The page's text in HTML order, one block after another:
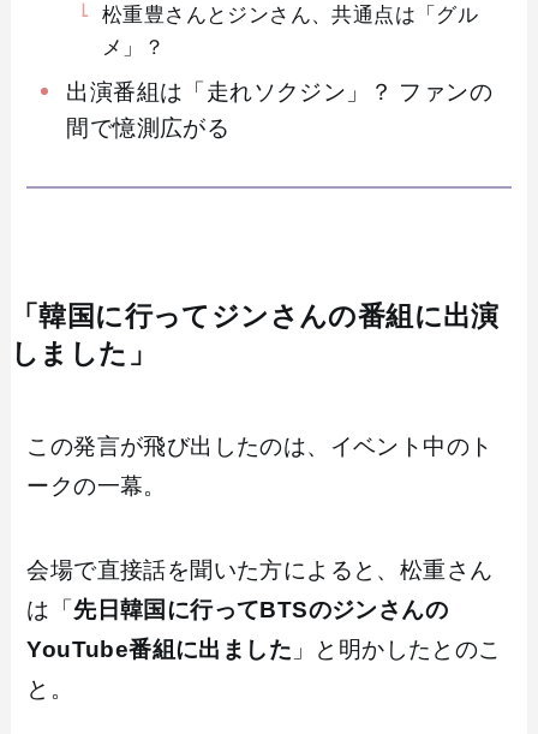
松重豊さんとジンさん、共通点は「グル
メ」？
出演番組は「走れソクジン」？ ファンの
間で憶測広がる
「韓国に行ってジンさんの番組に出演
しました」
この発言が飛び出したのは、イベント中のト
ークの一幕。
会場で直接話を聞いた方によると、松重さん
は「 先日韓国に行ってBTSのジンさんの
YouTube番組に出ました 」と明かしたとのこ
と。